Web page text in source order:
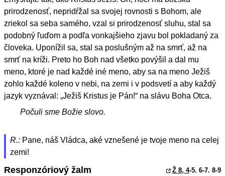
prirodzenosť, nepridŕžal sa svojej rovnosti s Bohom, ale
zriekol sa seba samého, vzal si prirodzenosť sluhu, stal sa
podobný ľuďom a podľa vonkajšieho zjavu bol pokladaný za
človeka. Uponížil sa, stal sa poslušným až na smrť, až na
smrť na kríži. Preto ho Boh nad všetko povýšil a dal mu
meno, ktoré je nad každé iné meno, aby sa na meno Ježiš
zohlo každé koleno v nebi, na zemi i v podsvetí a aby každý
jazyk vyznával: „Ježiš Kristus je Pán!“ na slávu Boha Otca.
Počuli sme Božie slovo.
R.: Pane, náš Vládca, aké vznešené je tvoje meno na celej
zemi!
Responzóriový žalm Ž 8, 4-5. 6-7. 8-9